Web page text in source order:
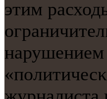
этим
нарушением